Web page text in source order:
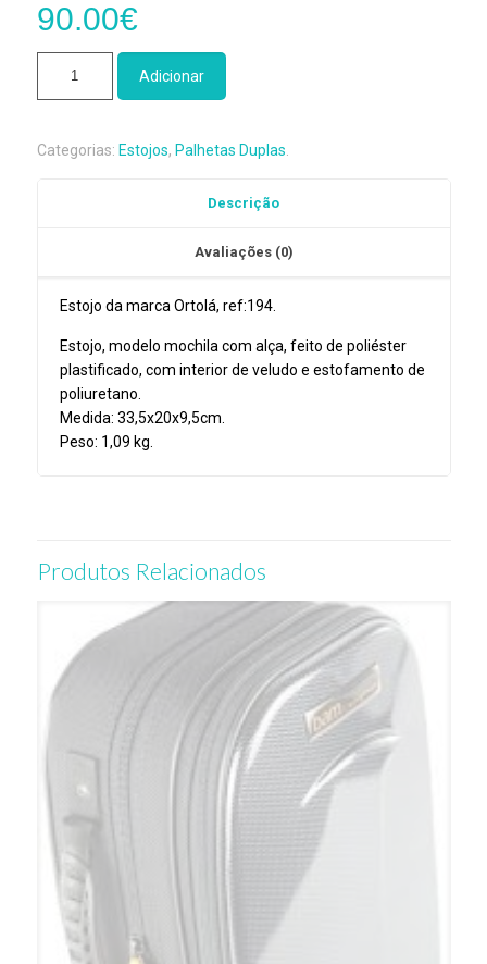
90.00€
Ortolá
Adicionar
Categorias: Estojos, Palhetas Duplas
Descrição
Avaliações (0)
Estojo da marca Ortolá, ref:194.
Estojo, modelo mochila com alça, feito de poliéster
plastificado, com interior de veludo e estofamento de
poliuretano.
Medida: 33,5x20x9,5cm.
Peso: 1,09 kg.
Produtos Relacionados